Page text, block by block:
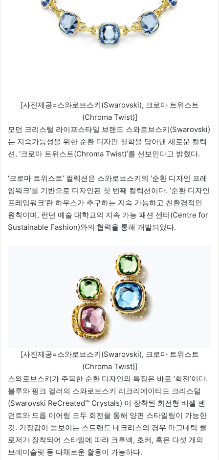
[사진제공=스와로브스키(Swarovski), 크로마 트위스트
(Chroma Twist)]
모던 크리스털 라이프스타일 브랜드 스와로브스키(Swarovski)
는 지속가능성을 위한 순환 디자인 철학을 담아낸 새로운 컬렉
션, ‘크로마 트위스트(Chroma Twist)’를 선보인다고 밝혔다.
‘크로마 트위스트’ 컬렉션은 스와로브스키의 ‘순환 디자인 프레
임워크’를 기반으로 디자인된 첫 번째 컬렉션이다. ‘순환 디자인
프레임워크’란 하우스가 추구하는 지속 가능하고 친환경적인
원칙이며, 런던 예술 대학교의 지속 가능 패션 센터(Centre for
Sustainable Fashion)와의 협력을 통해 개발되었다.
[사진제공=스와로브스키(Swarovski), 크로마 트위스트
(Chroma Twist)]
스와로브스키가 주목한 순환 디자인의 특징은 바로 ‘회전’이다.
블루와 핑크 컬러의 스와로브스키 리크리에이티드 크리스털
(Swarovski ReCreated™ Crystals) 이 장착된 회전형 베젤 펜
던트와 드롭 이어링 모두 회전을 통해 양면 스타일링이 가능한
것. 기장감이 돋보이는 스트랜드 네크리스의 경우 마그네틱 클
로저가 장착되어 스타일에 따라 크루넥, 초커, 혹은 다섯 개의
브레이슬릿 등 다채로운 활용이 가능하다.